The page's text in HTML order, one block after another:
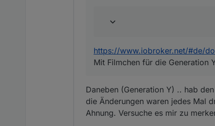
https://www.iobroker.net/#de/
Mit Filmchen für die Generation
Daneben (Generation Y) .. hab
die Änderungen waren jedes Mal
Ahnung. Versuche es mir zu